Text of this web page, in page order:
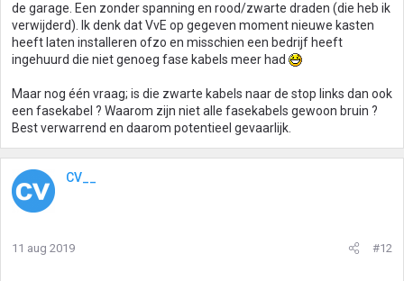
de garage. Een zonder spanning en rood/zwarte draden (die heb ik
verwijderd). Ik denk dat VvE op gegeven moment nieuwe kasten
heeft laten installeren ofzo en misschien een bedrijf heeft
ingehuurd die niet genoeg fase kabels meer had
Maar nog één vraag; is die zwarte kabels naar de stop links dan ook
een fasekabel ? Waarom zijn niet alle fasekabels gewoon bruin ?
Best verwarrend en daarom potentieel gevaarlijk.
CV__
11 aug 2019 #12